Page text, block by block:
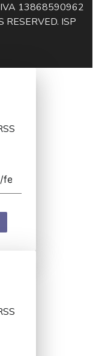
IVA 13868590962
ISP